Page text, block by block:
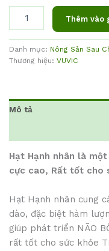
Thêm vào
Danh mục: Nông Sản Sau
Thương hiệu: VUVIC
Mô tả
Hạt Hạnh nhân là
cực cao, Rất tốt cho
Hạt Hạnh nhân cung
dào, đặc biệt hàm
giúp phát triển NÃO
rất tốt cho sức khỏe